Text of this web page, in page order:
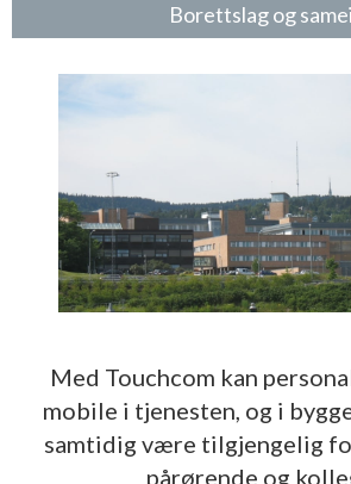
Borettslag og
Med Touchcom kan
mobile i tjenesten, og i
samtidig være tilgjengelig
pårørende og